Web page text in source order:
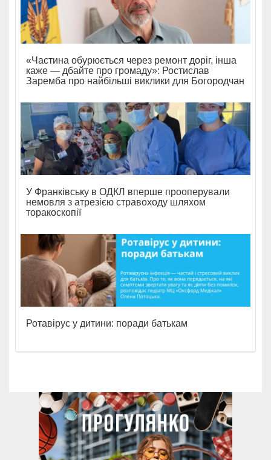
«Частина обурюється через ремонт доріг, інша
каже — дбайте про громаду»: Ростислав
Заремба про найбільші виклики для Богородчан
У Франківську в ОДКЛ вперше прооперували
немовля з атрезією стравоходу шляхом
торакоскопії
Ротавірус у дитини: поради батькам